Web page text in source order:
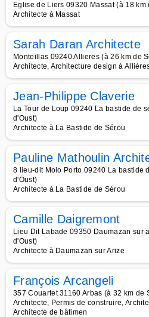
Eglise de Liers 09320 Massat (à 18 km
Architecte à Massat
Sarah Daran Architecte
Monteillas 09240 Allieres (à 26 km de
Architecte, Architecture design à
Jean-Philippe Claverie
La Tour de Loup 09240 La bastide de
d'Oust)
Architecte à La Bastide de Sérou
Pauline Mathoulin
8 lieu-dit Molo Porto 09240 La bastide
d'Oust)
Architecte à La Bastide de Sérou
Camille Daigremont
Lieu Dit Labade 09350 Daumazan sur
d'Oust)
Architecte à Daumazan sur Arize
François Arcangeli
357 Couartet 31160 Arbas (à 32 km de
Architecte, Permis de construire,
Architecte de bâtimen